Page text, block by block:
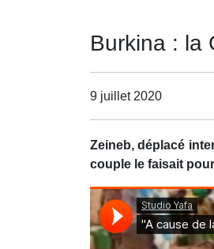
Burkina : la
9 juillet 2020
Zeineb, déplacé
couple le faisait